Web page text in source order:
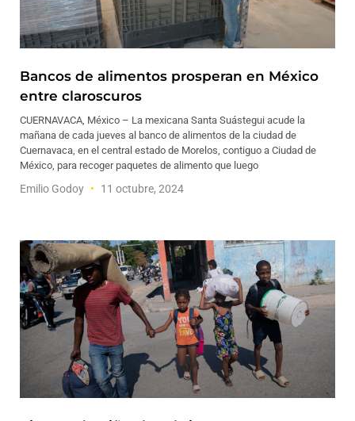
Bancos de alimentos prosperan en México
entre claroscuros
CUERNAVACA, México – La mexicana Santa Suástegui acude la
mañana de cada jueves al banco de alimentos de la ciudad de
Cuernavaca, en el central estado de Morelos, contiguo a Ciudad de
México, para recoger paquetes de alimento que luego
Emilio Godoy 11 octubre, 2024